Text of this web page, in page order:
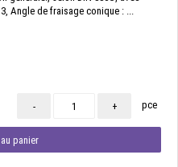
Angle de fraisage conique : ...
- + pce
panier